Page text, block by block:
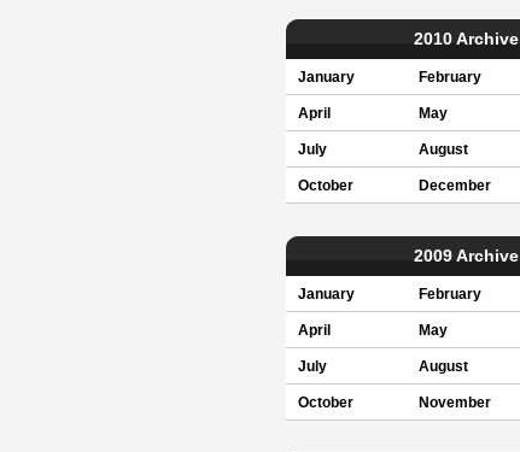
2010 Archive
January February
April May
July August
October December
2009 Archive
January February
April May
July August
October November